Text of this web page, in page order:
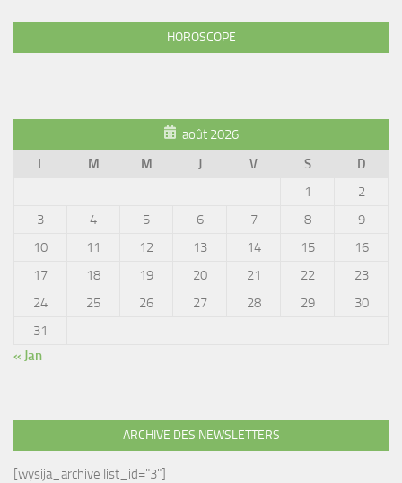
HOROSCOPE
août 2026
L
M M J V S
D
1
2
3
4 5 6 7 8
9
10
11 12 13 14 15
16
17
18 19 20 21 22
23
24
25 26 27 28 29
30
31
« Jan
ARCHIVE DES NEWSLETTERS
[wysija_archive list_id="3"]